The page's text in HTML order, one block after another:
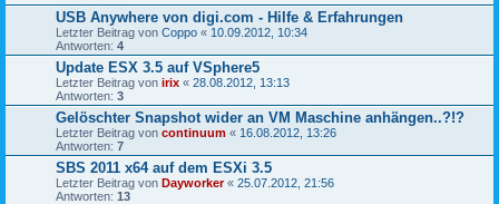
USB Anywhere von digi.com - Hilfe & Erfahrungen
Letzter Beitrag von Coppo « 10.09.2012, 10:34
Antworten: 4
Update ESX 3.5 auf VSphere5
Letzter Beitrag von irix « 28.08.2012, 13:13
Antworten: 3
Gelöschter Snapshot wider an VM Maschine anhängen..?!?
Letzter Beitrag von continuum « 16.08.2012, 13:26
Antworten: 7
SBS 2011 x64 auf dem ESXi 3.5
Letzter Beitrag von Dayworker« 25.07.2012, 21:56
Antworten: 13